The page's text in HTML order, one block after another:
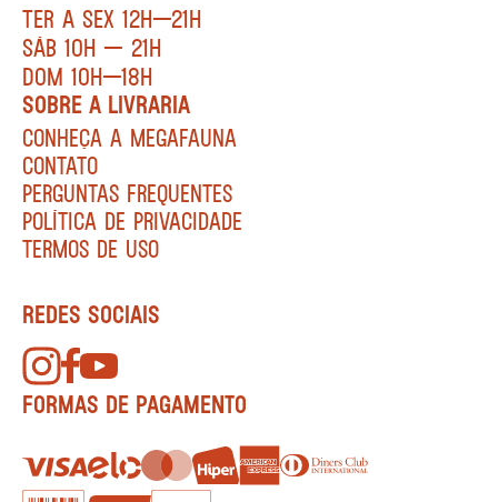
TER A SEX 12H—21H
SÁB 10H — 21H
DOM 10H—18H
SOBRE A LIVRARIA
CONHEÇA A MEGAFAUNA
CONTATO
PERGUNTAS FREQUENTES
POLÍTICA DE PRIVACIDADE
TERMOS DE USO
REDES SOCIAIS
FORMAS DE PAGAMENTO